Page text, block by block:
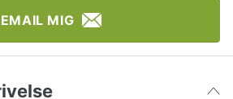
EMAIL MIG